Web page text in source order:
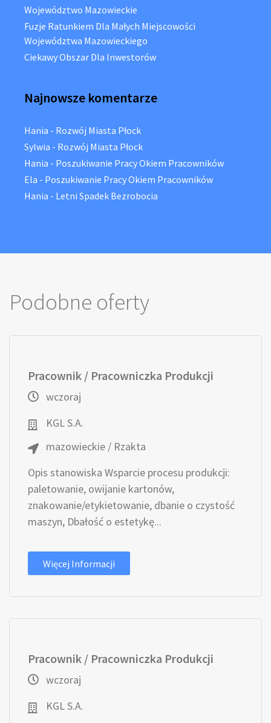
Województwo Mazowieckie
Fuzje Ratunkiem Dla Małych Miejscowości
Województwa Mazowieckiego
Ciekawy Obszar Dla Inwestorów
Najnowsze komentarze
Hania - Rozwój Miasta Płock
Sylwia - Rozwój Miasta Płock
Hania - Poszukiwanie Pracy Okiem Pracowników
Ela - Poszukiwanie Pracy Okiem Pracowników
Hania - Letni Spadek Bezrobocia
Podobne oferty
Pracownik / Pracowniczka Produkcji
wczoraj
KGL S.A.
mazowieckie / Rzakta
Opis stanowiska Wsparcie procesu produkcji:
paletowanie, owijanie kartonów,
znakowanie/etykietowanie, dbanie o czystość
maszyn, Dbałość o estetykę...
Więcej Informacji
Pracownik / Pracowniczka Produkcji
wczoraj
KGL S.A.